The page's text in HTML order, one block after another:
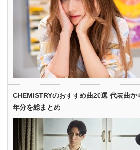
CHEMISTRYのおすすめ曲20選 代表曲か
年分を総まとめ